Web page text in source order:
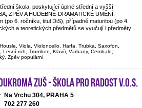
škola, poskytující úplné střední a vyšší
ZPĚV A HUDEBNĚ-DRAMATICKÉ UMĚNÍ.
(po 6. ročníku, titul DiS), případně maturitou (po 4.
a teoretických předmětů se vyučují i předměty
Viola, Violoncello, Harfa, Trubka, Saxofon,
roh, Trombon, Klavír, Varhany, Cembalo,
Zpěv populární
ZUŠ - Škola pro radost v.o.s.
Na Vrchu 304, PRAHA 5
702 277 260